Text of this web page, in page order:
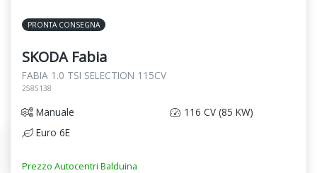
PRONTA CONSEGNA
SKODA Fabia
FABIA 1.0 TSI SELECTION 115CV
2585138
Manuale
116 CV (85 KW)
Euro 6E
Prezzo Autocentri Balduina